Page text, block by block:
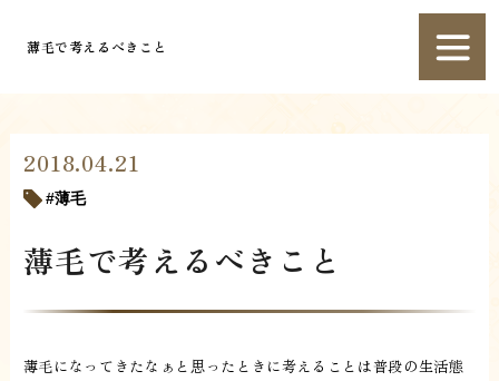
薄毛で考えるべきこと
2018.04.21
薄毛
薄毛で考えるべきこと
薄毛になってきたなぁと思ったときに考えることは普段の生活態